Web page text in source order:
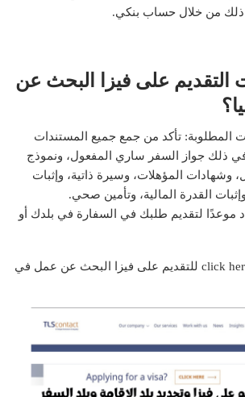
ذلك من خلال حساب بنكي.
على فيزا البحث عن
المطلوبة: تأكد من جمع جميع المستندات
في ذلك جواز السفر ساري المفعول، ونموذج
وشهادات المؤهلات، وسيرة ذاتية، وإثبات
القدرة المالية، وتأمين صحي.
موعدًا لتقديم طلبك في السفارة في بلدك أو
الضغط على click here للتقديم على فيزا البحث عن عمل في